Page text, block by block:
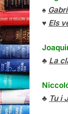
♠
♥ Els
♣ La
♣ Tu i